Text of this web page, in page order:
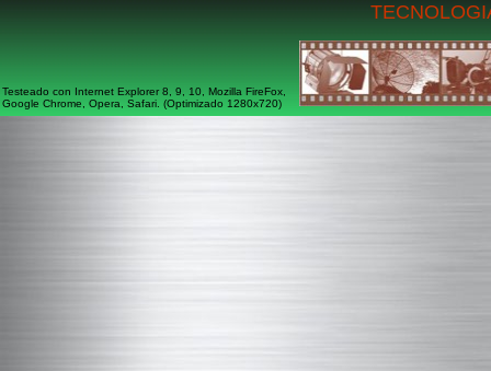
Testeado con Internet Explorer 8, 9, 10, Mozilla FireFox,
Google Chrome, Opera, Safari. (Optimizado 1280x720)